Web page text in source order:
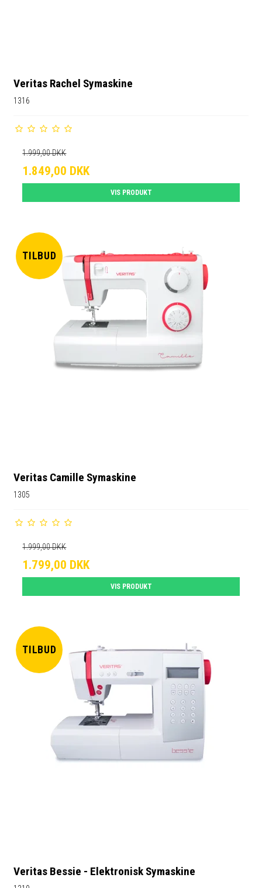
Veritas Rachel Symaskine
1316
1.999,00 DKK
1.849,00 DKK
VIS PRODUKT
TILBUD
Veritas Camille Symaskine
1305
1.999,00 DKK
1.799,00 DKK
VIS PRODUKT
TILBUD
Veritas Bessie - Elektronisk Symaskine